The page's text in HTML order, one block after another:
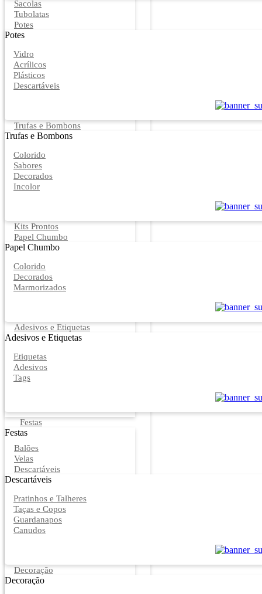
Sacolas
Tubolatas
Potes
Potes
Vidro
Acrílicos
Plásticos
Descartáveis
Trufas e Bombons
Trufas e Bombons
Colorido
Sabores
Decorados
Incolor
Kits Prontos
Papel Chumbo
Papel Chumbo
Colorido
Decorados
Marmorizados
Adesivos e Etiquetas
Adesivos e Etiquetas
Etiquetas
Adesivos
Tags
Festas
Festas
Balões
Velas
Descartáveis
Descartáveis
Pratinhos e Talheres
Taças e Copos
Guardanapos
Canudos
Decoração
Decoração